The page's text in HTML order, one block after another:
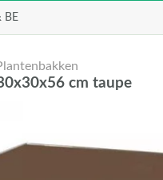
BE
cm taupe